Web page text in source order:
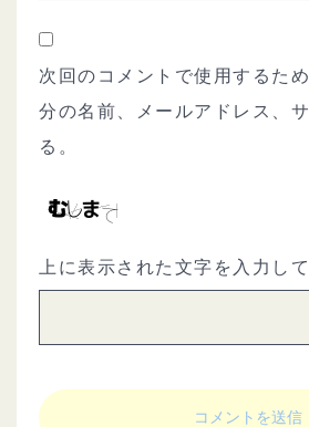
次回のコメントで使用するた
分の名前、メールアドレス、
る。
上に表示された文字を入力して